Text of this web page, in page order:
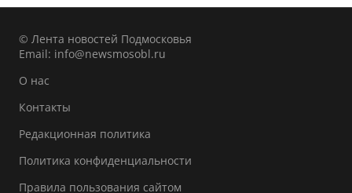
© Лента новостей Подмосковья
Email: info@newsmosobl.ru
О нас
Контакты
Редакционная политика
Политика конфиденциальности
Правила пользования сайтом